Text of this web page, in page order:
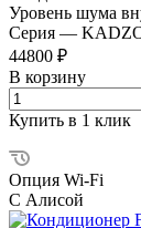
Уровень шума
Серия —
44800 ₽
В корзину
Купить в 1 клик
Опция Wi-Fi
С Алисой